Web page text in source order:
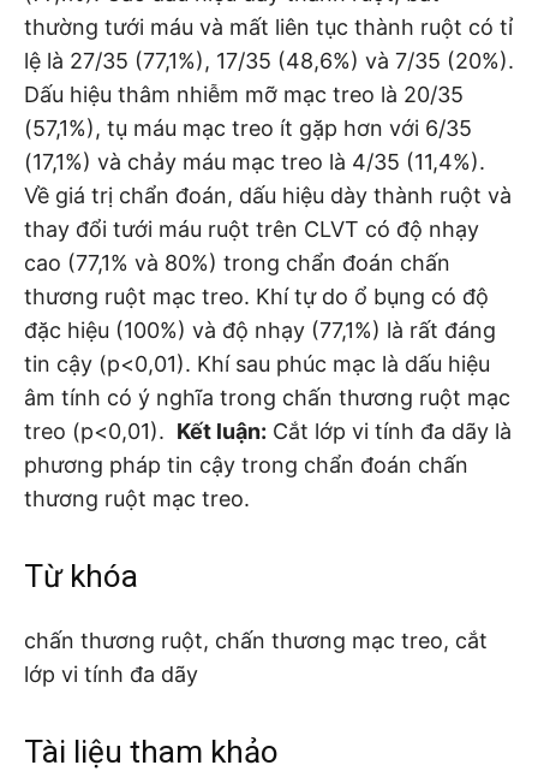
thường tưới máu và mất liên tục thành ruột có tỉ
lệ là 27/35 (77,1%), 17/35 (48,6%) và 7/35 (20%).
Dấu hiệu thâm nhiễm mỡ mạc treo là 20/35
(57,1%), tụ máu mạc treo ít gặp hơn với 6/35
(17,1%) và chảy máu mạc treo là 4/35 (11,4%).
Về giá trị chẩn đoán, dấu hiệu dày thành ruột và
thay đổi tưới máu ruột trên CLVT có độ nhạy
cao (77,1% và 80%) trong chẩn đoán chấn
thương ruột mạc treo. Khí tự do ổ bụng có độ
đặc hiệu (100%) và độ nhạy (77,1%) là rất đáng
tin cậy (p<0,01). Khí sau phúc mạc là dấu hiệu
âm tính có ý nghĩa trong chấn thương ruột mạc
treo (p<0,01). Kết luận: Cắt lớp vi tính đa dãy là
phương pháp tin cậy trong chẩn đoán chấn
thương ruột mạc treo.
Từ khóa
chấn thương ruột, chấn thương mạc treo, cắt
lớp vi tính đa dãy
Tài liệu tham khảo